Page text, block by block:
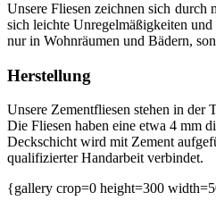
Unsere Fliesen zeichnen sich durch
sich leichte Unregelmäßigkeiten
nur in Wohnräumen und Bädern,
Herstellung
Unsere Zementfliesen stehen in der
Die Fliesen haben eine etwa 4 mm
Deckschicht wird mit Zement
qualifizierter Handarbeit verbindet.
{gallery crop=0 height=300